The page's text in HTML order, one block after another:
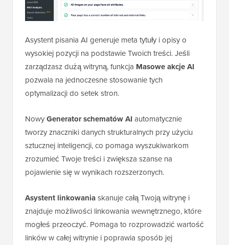
Asystent pisania AI generuje meta tytuły i opisy o
wysokiej pozycji na podstawie Twoich treści. Jeśli
zarządzasz dużą witryną, funkcja Masowe akcje AI
pozwala na jednoczesne stosowanie tych
optymalizacji do setek stron.
NowyGenerator schematów AI automatycznie
tworzy znaczniki danych strukturalnych przy użyciu
sztucznej inteligencji, co pomaga wyszukiwarkom
zrozumieć Twoje treści i zwiększa szanse na
pojawienie się w wynikach rozszerzonych.
Asystent linkowaniaskanuje całą Twoją witrynę i
znajduje możliwości linkowania wewnętrznego, które
mogłeś przeoczyć. Pomaga to rozprowadzić wartość
linków w całej witrynie i poprawia sposób jej